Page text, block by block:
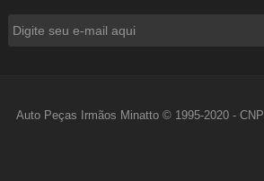
Auto Peças Irmãos Minatto © 1995-2020 -